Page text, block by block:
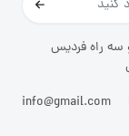
سه راه فردیس
info@gmail.com